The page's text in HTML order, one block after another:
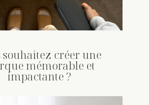
souhaitez créer une
mémorable et
impactante ?